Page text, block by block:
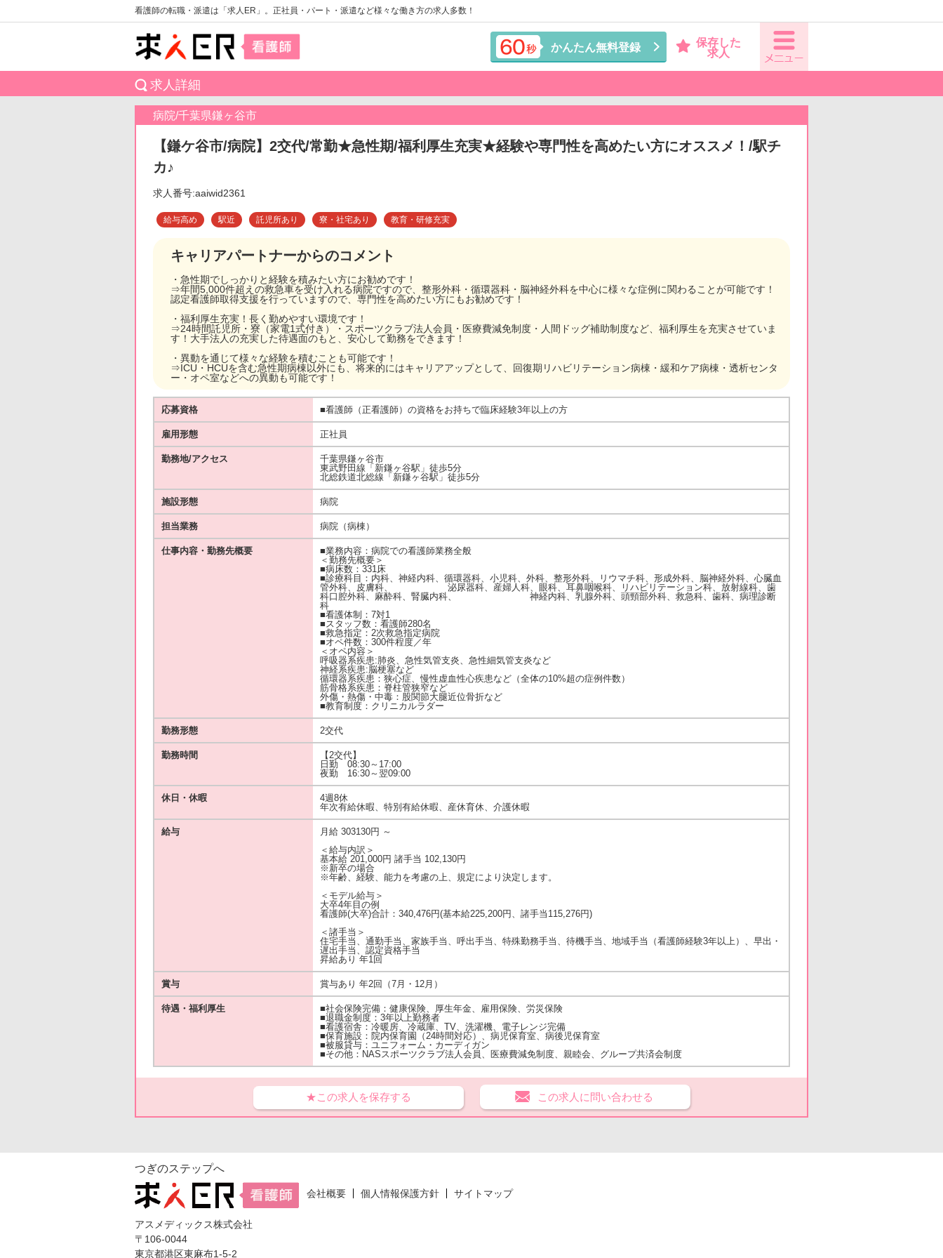
看護師の転職・派遣は「求人ER」。正社員・パート・派遣など様々な働き方の求人多数！
かんたん無料登録
保存した
求人
求人詳細
病院/千葉県鎌ヶ谷市
【鎌ケ谷市/病院】2交代/常勤★急性期/福利厚生充実★経験や専門性を高めたい方にオススメ！/駅チ
カ♪
求人番号:aaiwid2361
給与高め 駅近 託児所あり 寮・社宅あり 教育・研修充実
キャリアパートナーからのコメント
・急性期でしっかりと経験を積みたい方にお勧めです！
⇒年間5,000件超えの救急車を受け入れる病院ですので、整形外科・循環器科・脳神経外科を中心に様々な症例に関わることが可能です！
認定看護師取得支援を行っていますので、専門性を高めたい方にもお勧めです！
・福利厚生充実！長く勤めやすい環境です！
⇒24時間託児所・寮（家電1式付き）・スポーツクラブ法人会員・医療費減免制度・人間ドッグ補助制度など、福利厚生を充実させていま
す！大手法人の充実した待遇面のもと、安心して勤務をできます！
・異動を通じて様々な経験を積むことも可能です！
⇒ICU・HCUを含む急性期病棟以外にも、将来的にはキャリアアップとして、回復期リハビリテーション病棟・緩和ケア病棟・透析センタ
ー・オペ室などへの異動も可能です！
応募資格 ■看護師（正看護師）の資格をお持ちで臨床経験3年以上の方
雇用形態 正社員
勤務地/アクセス
千葉県鎌ヶ谷市
東武野田線「新鎌ヶ谷駅」徒歩5分
北総鉄道北総線「新鎌ヶ谷駅」徒歩5分
施設形態 病院
担当業務 病院（病棟）
仕事内容・勤務先概要
■業務内容：病院での看護師業務全般
＜勤務先概要＞
■病床数：331床
■診療科目：内科、神経内科、循環器科、小児科、外科、整形外科、リウマチ科、形成外科、脳神経外科、心臓血
管外科、皮膚科、 泌尿器科、産婦人科、眼科、耳鼻咽喉科、リハビリテーション科、放射線科、歯
科口腔外科、麻酔科、腎臓内科、 神経内科、乳腺外科、頭頸部外科、救急科、歯科、病理診断
科
■看護体制：7対1
■スタッフ数：看護師280名
■救急指定：2次救急指定病院
■オペ件数：300件程度／年
＜オペ内容＞
呼吸器系疾患:肺炎、急性気管支炎、急性細気管支炎など
神経系疾患:脳梗塞など
循環器系疾患：狭心症、慢性虚血性心疾患など（全体の10%超の症例件数）
筋骨格系疾患：脊柱管狭窄など
外傷・熱傷・中毒：股関節大腿近位骨折など
■教育制度：クリニカルラダー
勤務形態 2交代
勤務時間
【2交代】
日勤 08:30～17:00
夜勤 16:30～翌09:00
休日・休暇
4週8休
年次有給休暇、特別有給休暇、産休育休、介護休暇
給与
月給 303130円 ～
＜給与内訳＞
基本給 201,000円 諸手当 102,130円
※新卒の場合
※年齢、経験、能力を考慮の上、規定により決定します。
＜モデル給与＞
大卒4年目の例
看護師(大卒)合計：340,476円(基本給225,200円、諸手当115,276円)
＜諸手当＞
住宅手当、通勤手当、家族手当、呼出手当、特殊勤務手当、待機手当、地域手当（看護師経験3年以上）、早出・
遅出手当、認定資格手当
昇給あり 年1回
賞与 賞与あり 年2回（7月・12月）
待遇・福利厚生
■社会保険完備：健康保険、厚生年金、雇用保険、労災保険
■退職金制度：3年以上勤務者
■看護宿舎：冷暖房、冷蔵庫、TV、洗濯機、電子レンジ完備
■保育施設：院内保育園（24時間対応）、病児保育室、病後児保育室
■被服貸与：ユニフォーム・カーディガン
■その他：NASスポーツクラブ法人会員、医療費減免制度、親睦会、グループ共済会制度
★この求人を保存する この求人に問い合わせる
つぎのステップへ
会社概要 個人情報保護方針 サイトマップ
アスメディックス株式会社
〒106-0044
東京都港区東麻布1-5-2